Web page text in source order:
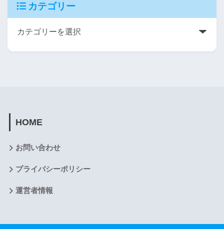
カテゴリー
HOME
お問い合わせ
プライバシーポリシー
運営者情報